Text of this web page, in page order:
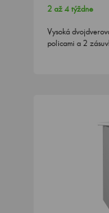
2 až 4 týždne
Vysoká
policami a 2